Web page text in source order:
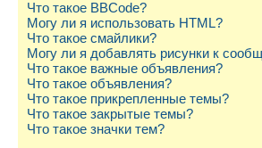
Что такое BBCode?
Могу ли я использовать HTML?
Что такое смайлики?
Могу ли я добавлять рисунки к
Что такое важные объявления?
Что такое объявления?
Что такое прикрепленные темы?
Что такое закрытые темы?
Что такое значки тем?